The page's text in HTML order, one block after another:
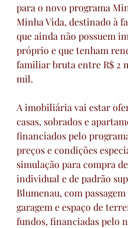
para o novo programa
Minha Vida, destinado à
que ainda não possuem
próprio e que tenham
familiar bruta entre R$ 2
mil.
A imobiliária vai estar
casas, sobrados e
financiados pelo
preços e condições
simulação para compra
individual e de padrão
Blumenau, com
garagem e espaço de
fundos, financiadas pelo